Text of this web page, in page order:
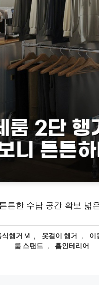
튼한 수납 공간 확보 넓
식행거 M , 옷걸이 행거 , 이
룸 스탠드 , 홈인테리어